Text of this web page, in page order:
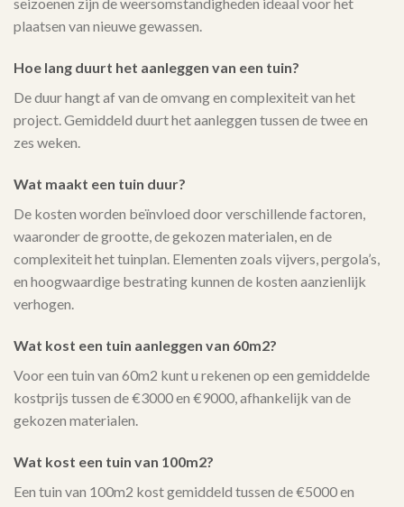
seizoenen zijn de weersomstandigheden ideaal voor het
plaatsen van nieuwe gewassen.
Hoe lang duurt het aanleggen van een tuin?
De duur hangt af van de omvang en complexiteit van het
project. Gemiddeld duurt het aanleggen tussen de twee en
zes weken.
Wat maakt een tuin duur?
De kosten worden beïnvloed door verschillende factoren,
waaronder de grootte, de gekozen materialen, en de
complexiteit het tuinplan. Elementen zoals vijvers, pergola’s,
en hoogwaardige bestrating kunnen de kosten aanzienlijk
verhogen.
Wat kost een tuin aanleggen van 60m2?
Voor een tuin van 60m2 kunt u rekenen op een gemiddelde
kostprijs tussen de €3000 en €9000, afhankelijk van de
gekozen materialen.
Wat kost een tuin van 100m2?
Een tuin van 100m2 kost gemiddeld tussen de €5000 en